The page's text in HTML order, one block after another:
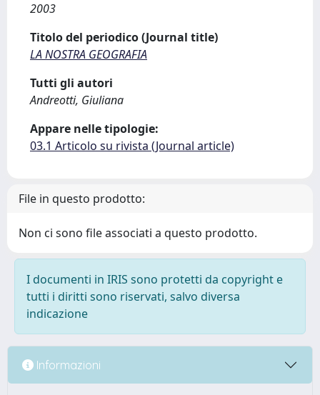
2003
Titolo del periodico (Journal title)
LA NOSTRA GEOGRAFIA
Tutti gli autori
Andreotti, Giuliana
Appare nelle tipologie:
03.1 Articolo su rivista (Journal article)
File in questo prodotto:
Non ci sono file associati a questo prodotto.
I documenti in IRIS sono protetti da copyright e
tutti i diritti sono riservati, salvo diversa
indicazione
Informazioni